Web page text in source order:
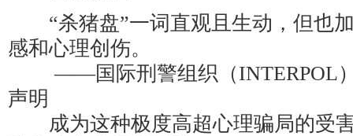
“杀猪盘”一词直观且生动，但也
感和心理创伤。
——国际刑警组织（INTERPOL）
声明
成为这种极度高超心理骗局的受